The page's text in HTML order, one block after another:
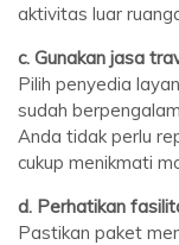
aktivitas luar
c. Gunakan jasa
Pilih penyedia
sudah
Anda tidak perlu
cukup menikmati
d. Perhatikan
Pastikan paket